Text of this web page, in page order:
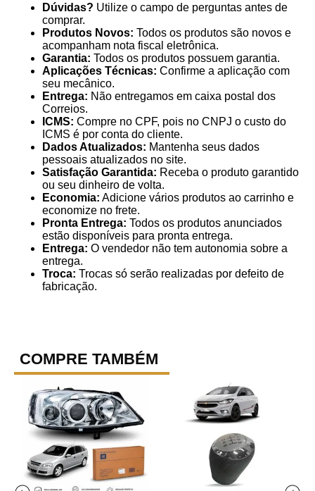
Dúvidas? Utilize o campo de perguntas antes de
comprar.
Produtos Novos: Todos os produtos são novos e
acompanham nota fiscal eletrônica.
Garantia: Todos os produtos possuem garantia.
Aplicações Técnicas: Confirme a aplicação com
seu mecânico.
Entrega: Não entregamos em caixa postal dos
Correios.
ICMS: Compre no CPF, pois no CNPJ o custo do
ICMS é por conta do cliente.
Dados Atualizados: Mantenha seus dados
pessoais atualizados no site.
Satisfação Garantida: Receba o produto garantido
ou seu dinheiro de volta.
Economia: Adicione vários produtos ao carrinho e
economize no frete.
Pronta Entrega: Todos os produtos anunciados
estão disponíveis para pronta entrega.
Entrega: O vendedor não tem autonomia sobre a
entrega.
Troca: Trocas só serão realizadas por defeito de
fabricação.
COMPRE TAMBÉM